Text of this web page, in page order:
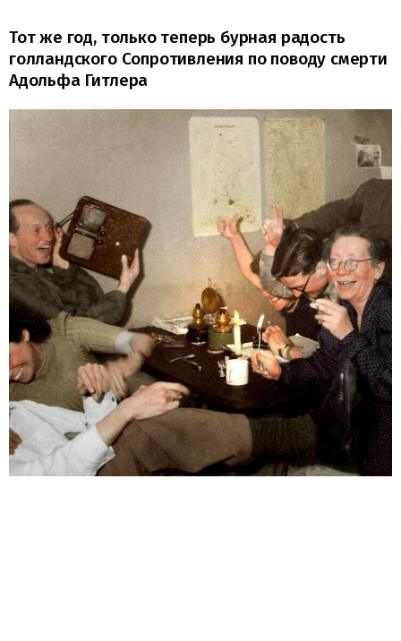
Тот же год, только теперь бурная радость
голландского Сопротивления по поводу смерти
Адольфа Гитлера